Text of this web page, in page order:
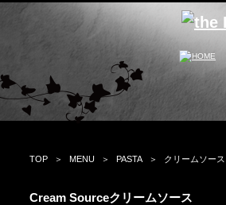
TOP MENU PASTA クリームソース
Cream Sourceクリームソース